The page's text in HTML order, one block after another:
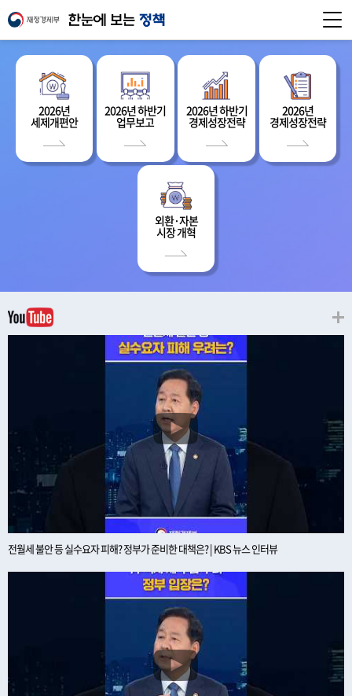
2026년
세제개편안
2026년 하반기
업무보고
2026년 하반기
경제성장전략
2026년
경제성장전략
외환·자본
시장 개혁
전월세 불안 등 실수요자 피해? 정부가 준비한 대책은? | KBS 뉴스 인터뷰